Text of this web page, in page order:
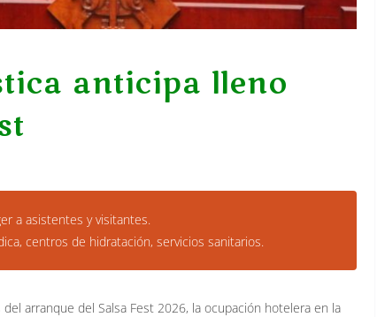
anticipa lleno
a asistentes y visitantes.
centros de hidratación, servicios sanitarios.
arranque del Salsa Fest 2026, la ocupación hotelera en la